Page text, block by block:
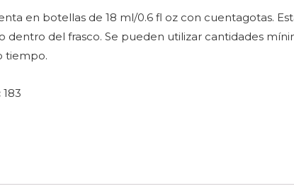
en botellas de 18 ml/0.6 fl oz con cuentagotas.
dentro del frasco. Se pueden utilizar cantidades
tiempo.
183